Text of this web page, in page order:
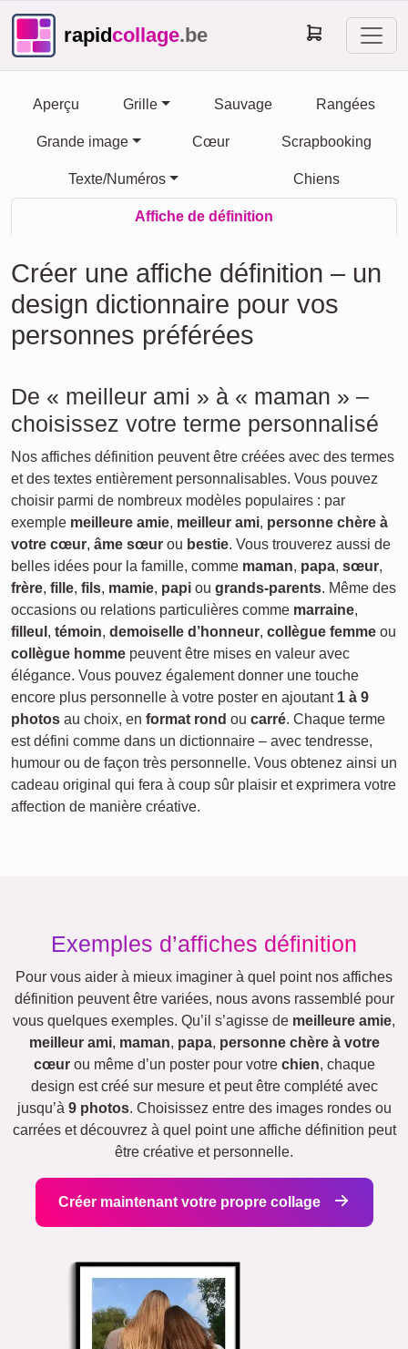
rapidcollage.be
Aperçu Grille Sauvage Rangées
Grande image Cœur Scrapbooking
Texte/Numéros Chiens
Affiche de définition
Créer une affiche définition – un
design dictionnaire pour vos
personnes préférées
De « meilleur ami » à « maman » –
choisissez votre terme personnalisé
Nos affiches définition peuvent être créées avec des termes
et des textes entièrement personnalisables. Vous pouvez
choisir parmi de nombreux modèles populaires : par
exemple meilleure amie, meilleur ami, personne chère à
votre cœur, âme sœur ou bestie. Vous trouverez aussi de
belles idées pour la famille, comme maman, papa, sœur,
frère, fille, fils, mamie, papi ou grands-parents. Même des
occasions ou relations particulières comme marraine,
filleul , témoin, demoiselle d’honneur, collègue femme ou
collègue homme peuvent être mises en valeur avec
élégance. Vous pouvez également donner une touche
encore plus personnelle à votre poster en ajoutant 1 à 9
photos au choix, en format rond ou carré. Chaque terme
est défini comme dans un dictionnaire – avec tendresse,
humour ou de façon très personnelle. Vous obtenez ainsi un
cadeau original qui fera à coup sûr plaisir et exprimera votre
affection de manière créative.
Exemples d’affiches définition
Pour vous aider à mieux imaginer à quel point nos affiches
définition peuvent être variées, nous avons rassemblé pour
vous quelques exemples. Qu’il s’agisse de meilleure amie,
meilleur ami, maman, papa, personne chère à votre
cœurou même d’un poster pour votre chien, chaque
design est créé sur mesure et peut être complété avec
jusqu’à 9 photos. Choisissez entre des images rondes ou
carrées et découvrez à quel point une affiche définition peut
être créative et personnelle.
Créer maintenant votre propre collage